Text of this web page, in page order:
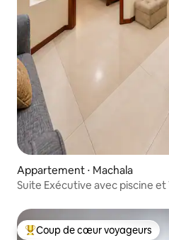
Appartement ⋅ Machala
Suite Exécutive avec piscine et
Coups de cœur voyageurs les
Coup de cœur voyageurs